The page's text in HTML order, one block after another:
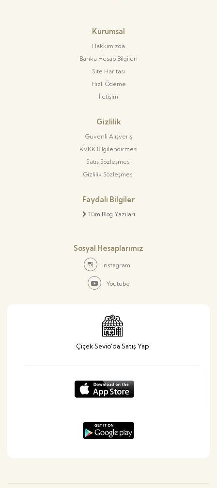
Kurumsal
Hakkımızda
Banka Hesap Bilgileri
Site Haritası
Hızlı Ödeme
İletişim
Gizlilik
Güvenli Alışveriş
KVKK Bilgilendirmesi
Satış Sözleşmesi
Gizlilik Sözleşmesi
Faydalı Bilgiler
Tüm Blog Yazıları
Sosyal Hesaplarımız
Instagram
Youtube
Çiçek Sevio'da Satış Yap